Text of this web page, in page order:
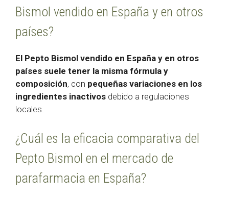
Bismol vendido en España y en otros
países?
El Pepto Bismol vendido en España y en otros
países suele tener la misma fórmula y
composición, con pequeñas variaciones en los
ingredientes inactivos debido a regulaciones
locales.
¿Cuál es la eficacia comparativa del
Pepto Bismol en el mercado de
parafarmacia en España?